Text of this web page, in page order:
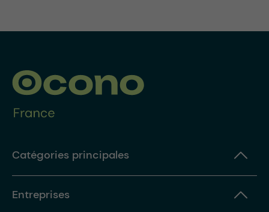
Catégories principales
Entreprises